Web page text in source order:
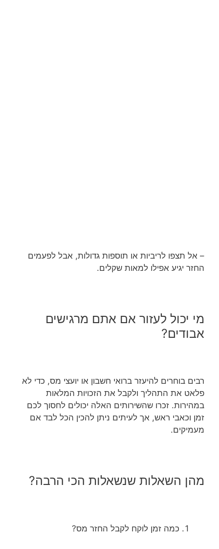
– אל תצפו לריביות או תוספות גדולות, אבל לפעמים
החזר יגיע אפילו למאות שקלים.
מי יכול לעזור אם אתם מרגישים
אבודים?
רבים בוחרים להיעזר ברואי חשבון או יועצי מס, כדי לא
פלאט את התהליך ולקבל את הזכויות המלאות
במהירות. זכרו שהשירותים האלה יכולים לחסוך לכם
זמן וכאבי ראש, אך לעיתים ניתן להכין הכל לבד אם
מעמיקים.
מהן השאלות שנשאלות הכי הרבה?
כמה זמן לוקח לקבל החזר מס?